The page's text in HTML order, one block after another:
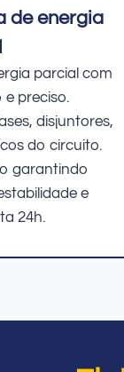
de energia
parcial com
preciso.
disjuntores,
do circuito.
garantindo
e
24h.